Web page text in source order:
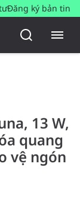
Đăng ký bản tin
13 W,
quang
vệ ngón